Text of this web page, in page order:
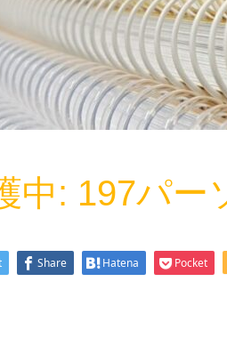
中: 197パー
Share Hatena Pocket